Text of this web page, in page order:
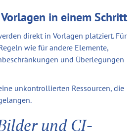
in einem Schritt
direkt in Vorlagen platziert. Für
wie für andere Elemente,
und Überlegungen
unkontrollierten Ressourcen, die
und CI-